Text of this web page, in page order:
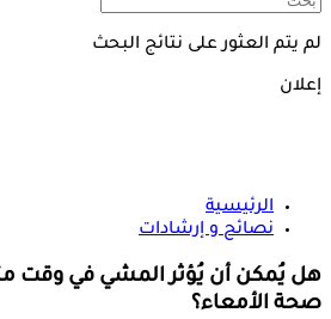
لم يتم العثور على نتائج البحث
إعلان
الرئيسية
نصائح و إرشادات
هل يُمكن أن يُؤثر المشي في وقت
صحة الأمعاء؟